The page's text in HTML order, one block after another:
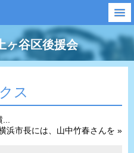
ヶ谷区後援会
ス
浜市長には、山中竹春さんを »